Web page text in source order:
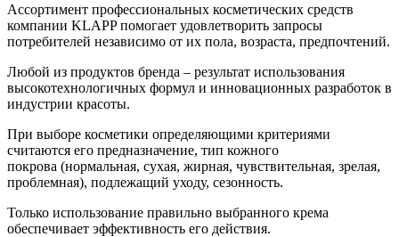
Ассортимент профессиональных косметических средств
компании KLAPP помогает удовлетворить запросы
потребителей независимо от их пола, возраста, предпочтений.
Любой из продуктов бренда – результат использования
высокотехнологичных формул и инновационных разработок в
индустрии красоты.
При выборе косметики определяющими критериями
считаются его предназначение, тип кожного
покрова (нормальная, сухая, жирная, чувствительная, зрелая,
проблемная), подлежащий уходу, сезонность.
Только использование правильно выбранного крема
обеспечивает эффективность его действия.